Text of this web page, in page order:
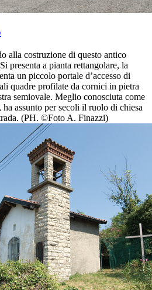
alla costruzione di questo antico
presenta a pianta rettangolare, la
un piccolo portale d’accesso di
quadre profilate da cornici in pietra
semiovale. Meglio conosciuta come
assunto per secoli il ruolo di chiesa
(PH. ©Foto A. Finazzi)